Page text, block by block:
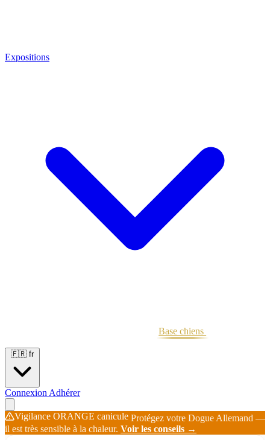
Expositions
Base chiens
🇫🇷 fr
Connexion Adhérer
Vigilance ORANGE canicule Protégez votre Dogue Allemand —
il est très sensible à la chaleur. Voir les conseils →